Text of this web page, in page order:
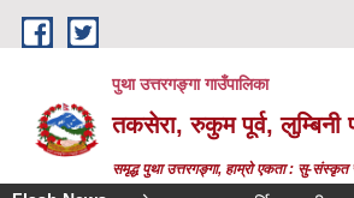
Skip to main content
पुथा उत्तरगङ्गा गाउँपालिका
तकसेरा, रुकुम पूर्व, लुम्बिनी
समृद्ध पुथा उत्तरगङ्गा, हाम्रो एकता : सु-